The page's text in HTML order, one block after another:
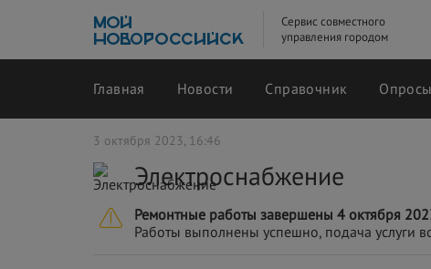
Сервис совместного
управления городом
Главная Новости Справочник Опросы
3 октября 2023, 16:46
Электроснабжение
Ремонтные работы завершены 4 октября
Работы выполнены успешно, подача услуги